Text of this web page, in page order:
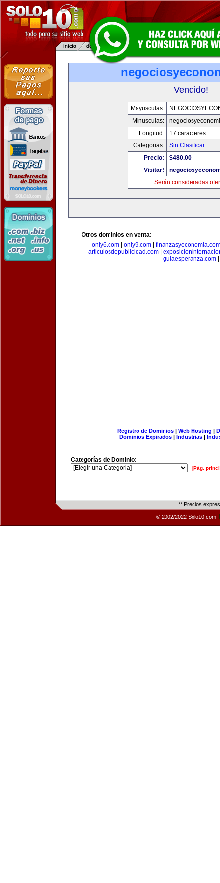
Vendido!
Mayusculas:
Minusculas:
Longitud:
17 caracteres
Categorias:
Sin Clasificar
Precio:
$480.00
Visitar!
Serán consideradas
Otros dominios en venta:
only6.com| only9.com| finanzasyeconomia.com
articulosdepublicidad.com|
guiaesperanza.com
Registro de Dominios| Web Hosting |
Dominios Expirados | Industrias |
Categorías de Dominio:
[Pág.
** Precios
© 2002/2022 Solo10.com